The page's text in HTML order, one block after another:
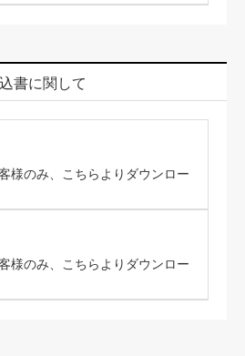
書に関して
様のみ、こちらよりダウンロー
様のみ、こちらよりダウンロー